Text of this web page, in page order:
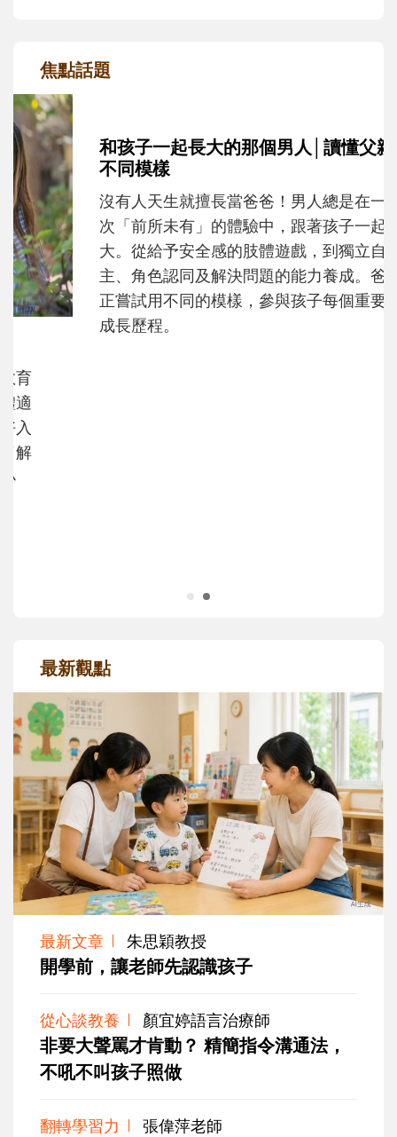
焦點話題
最新觀點
最新文章 朱思穎教授
開學前，讓老師先認識孩子
從心談教養 顏宜婷語言治療師
非要大聲罵才肯動？ 精簡指令溝通法，
不吼不叫孩子照做
翻轉學習力 張偉萍老師